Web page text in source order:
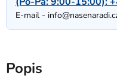
E-mail -
Popis